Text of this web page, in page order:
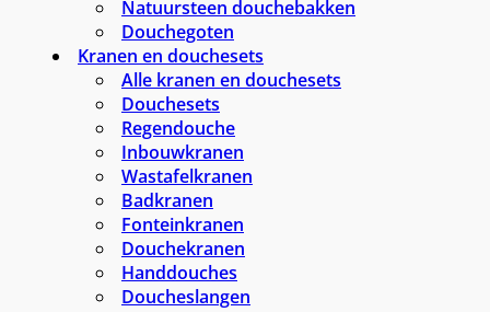
Natuursteen douchebakken
Douchegoten
Kranen en douchesets
Alle kranen en douchesets
Douchesets
Regendouche
Inbouwkranen
Wastafelkranen
Badkranen
Fonteinkranen
Douchekranen
Handdouches
Doucheslangen